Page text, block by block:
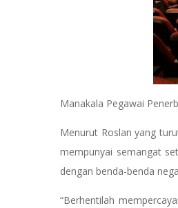
Manakala Pegawai
Menurut Roslan yang
mempunyai semangat
dengan benda-benda
“Berhentilah